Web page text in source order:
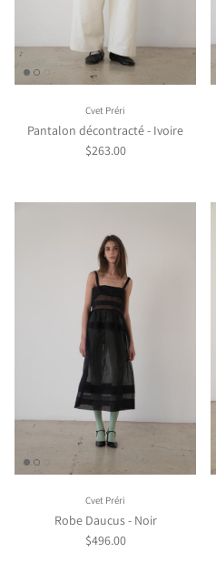
Cvet Préri
Pantalon décontracté - Ivoire
$263.00
Cvet Préri
Robe Daucus - Noir
$496.00